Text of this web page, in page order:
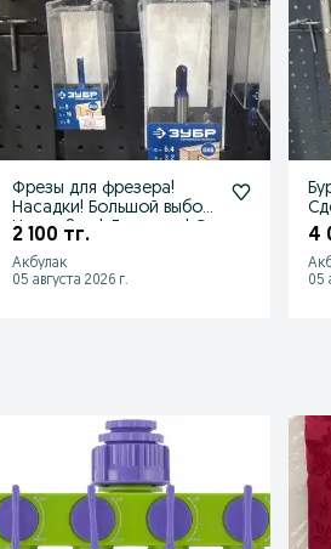
Фрезы для фрезера!
Насадки! Большой выбор!
Цанга 8мм! Доставка! С
2 100 тг.
Акбулак
05 августа 2026 г.
4
05